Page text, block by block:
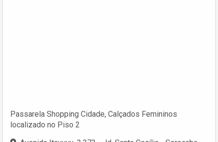
Passarela Shopping Cidade, Calçados Femininos
localizado no Piso 2